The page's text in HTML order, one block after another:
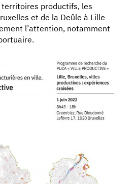
productifs, les
et de la Deûle à Lille
l’attention, notamment